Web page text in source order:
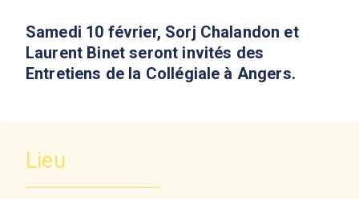
Samedi 10 février, Sorj Chalandon et
Laurent Binet seront invités des
Entretiens de la Collégiale à Angers.
Lieu